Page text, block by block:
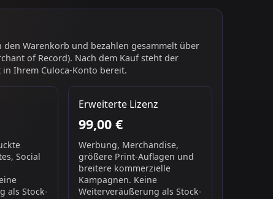
den Warenkorb und bezahlen gesammelt über
of Record). Nach dem Kauf steht der
Ihrem Culoca-Konto bereit.
Social
als Stock-
Erweiterte Lizenz
99,00 €
Werbung, Merchandise,
größere Print-Auflagen und
breitere kommerzielle
Kampagnen. Keine
Weiterveräußerung als Stock-